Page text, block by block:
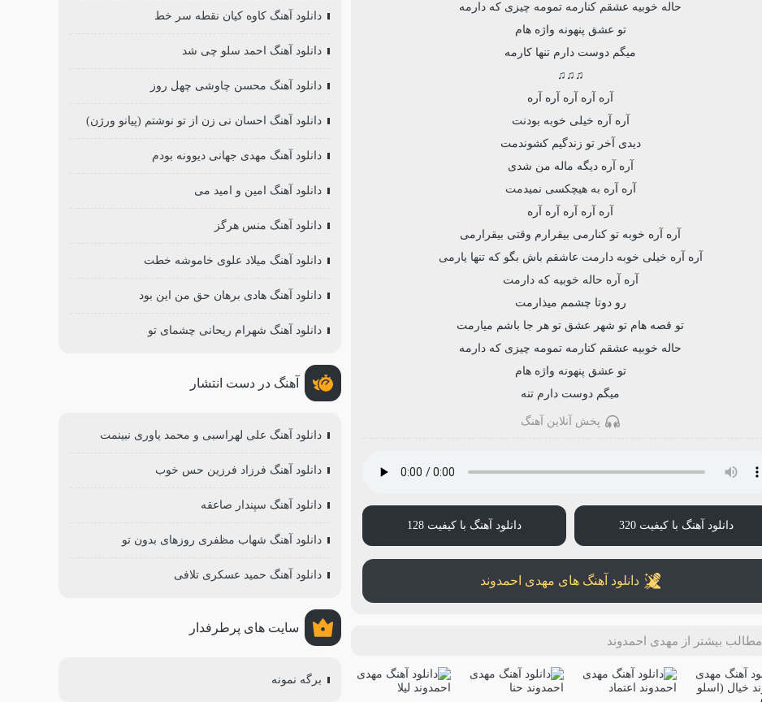
حاله خوبیه عشقم کنارمه تمومه چیزی که دارمه
تو عشق پنهونه واژه هام
میگم دوست دارم تنها کارمه
♫♫♫
آره آره آره آره آره
آره آره خیلی خوبه بودنت
دیدی آخر تو زندگیم کشوندمت
آره آره دیگه ماله من شدی
آره آره به هیچکسی نمیدمت
آره آره آره آره آره
آره آره خوبه تو کنارمی بیقرارم وقتی بیقرارمی
آره آره خیلی خوبه دارمت عاشقم باش بگو که تنها یارمی
آره آره حاله خوبیه که دارمت
رو دوتا چشمم میذارمت
تو قصه هام تو شهر عشق تو هر جا باشم میارمت
حاله خوبیه عشقم کنارمه تمومه چیزی که دارمه
تو عشق پنهونه واژه هام
میگم دوست دارم تنه
پخش آنلاین آهنگ
دانلود آهنگ با کیفیت 320 دانلود آهنگ با کیفیت 128
دانلود آهنگ های مهدی احمدوند
مطالب بیشتر از مهدی احمدوند
دانلود آهنگ کاوه کیان نقطه سر خط
دانلود آهنگ احمد سلو چی شد
دانلود آهنگ محسن چاوشی چهل روز
دانلود آهنگ احسان نی زن از تو نوشتم (پیانو ورژن)
دانلود آهنگ مهدی جهانی دیوونه بودم
دانلود آهنگ امین و امید می
دانلود آهنگ منس هرگز
دانلود آهنگ میلاد علوی خاموشه خطت
دانلود آهنگ هادی برهان حق من این بود
دانلود آهنگ شهرام ریحانی چشمای تو
آهنگ در دست انتشار
دانلود آهنگ علی لهراسبی و محمد یاوری نبینمت
دانلود آهنگ فرزاد فرزین حس خوب
دانلود آهنگ سپندار صاعقه
دانلود آهنگ شهاب مظفری روزهای بدون تو
دانلود آهنگ حمید عسکری تلافی
سایت های پرطرفدار
برگه نمونه